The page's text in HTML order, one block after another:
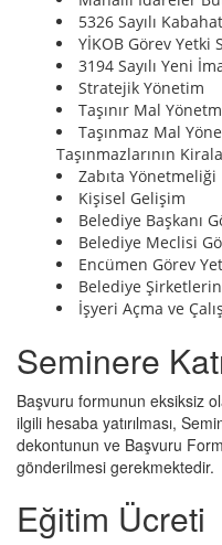
5326 Sayılı
YİKOB Görev Yetki
3194 Sayılı Yeni
Stratejik Yönetim
Taşınır Mal
Taşınmaz Mal
Taşınmazlarının
Zabıta Yönetmeliği
Kişisel Gelişim
Belediye Başkanı
Belediye Meclisi
Encümen Görev
Belediye
İşyeri Açma ve
Seminere
Başvuru formunun eksiksiz
ilgili hesaba yatırılması,
dekontunun ve Başvuru
gönderilmesi gerekmektedir.
Eğitim Ücreti